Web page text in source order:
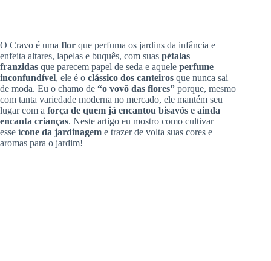
O Cravo é uma flor que perfuma os jardins da infância e
enfeita altares, lapelas e buquês, com suas pétalas
franzidas que parecem papel de seda e aquele perfume
inconfundível, ele é o clássico dos canteiros que nunca sai
de moda. Eu o chamo de “o vovô das flores” porque, mesmo
com tanta variedade moderna no mercado, ele mantém seu
lugar com a força de quem já encantou bisavós e ainda
encanta crianças. Neste artigo eu mostro como cultivar
esse ícone da jardinagem e trazer de volta suas cores e
aromas para o jardim!